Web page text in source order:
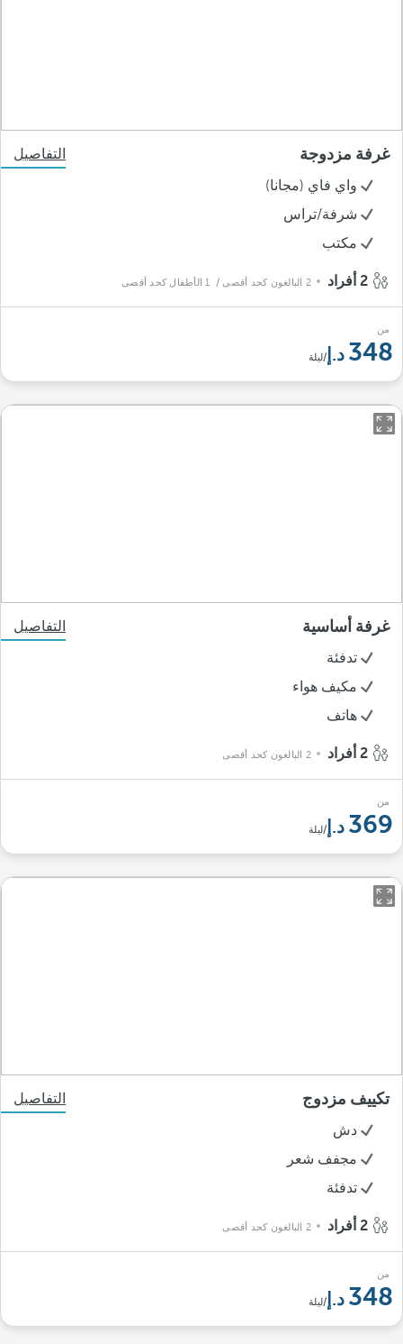
غرفة مزدوجة
التفاصيل
واي فاي (مجانا)
شرفة/تراس
مكتب
2 البالغون كحد أقصى / 1 الأطفال كحد أقصى
من
348 /ليلة
غرفة أساسية
التفاصيل
تدفئة
مكيف هواء
هاتف
2 البالغون كحد أقصى
من
369 /ليلة
تكييف مزدوج
التفاصيل
دش
مجفف شعر
تدفئة
2 البالغون كحد أقصى
من
348 /ليلة